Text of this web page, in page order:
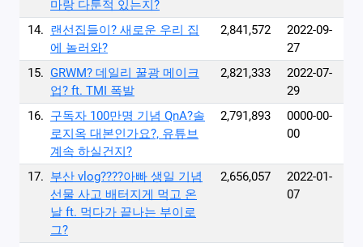
마랑 다툰적 있는지?
14. 랜선집들이? 새로운 우리 집
에 놀러와?
2,841,572
2022-09-
27
15. GRWM? 데일리 꿀광 메이크
업? ft. TMI 폭발
2,821,333
2022-07-
29
16. 구독자 100만명 기념 QnA?솔
로지옥 대본인가요?, 유튜브
계속 하실건지?
2,791,893
0000-00-
00
17. 부산 vlog?‍?‍?‍?아빠 생일 기념
선물 사고 배터지게 먹고 온
날 ft. 먹다가 끝나는 부이로
그?
2,656,057
2022-01-
07